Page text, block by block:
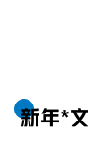
新年*文